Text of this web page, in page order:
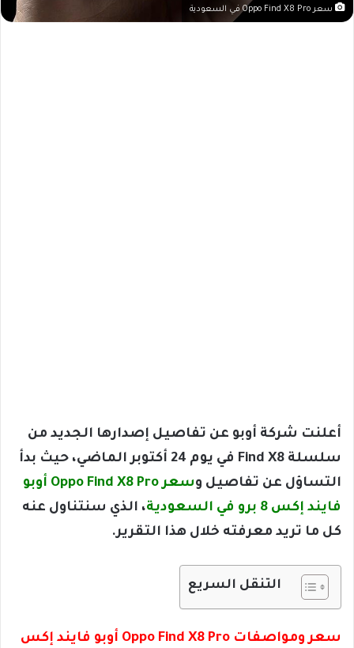
سعر Oppo Find X8 Pro في السعودية
أعلنت شركة أوبو عن تفاصيل إصدارها الجديد من
سلسلة Find X8 في يوم 24 أكتوبر الماضي، حيث بدأ
التساؤل عن تفاصيل و
سعر Oppo Find X8 Pro أوبو
فايند إكس 8 برو في السعودية
، الذي سنتناول عنه
كل ما تريد معرفته خلال هذا التقرير.
التنقل السريع
سعر ومواصفات Oppo Find X8 Pro أوبو فايند إكس